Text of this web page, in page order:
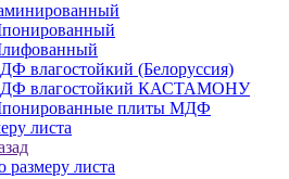
влагостойкий (Белоруссия)
влагостойкий КАСТАМОНУ
плиты МДФ
листа
размеру листа